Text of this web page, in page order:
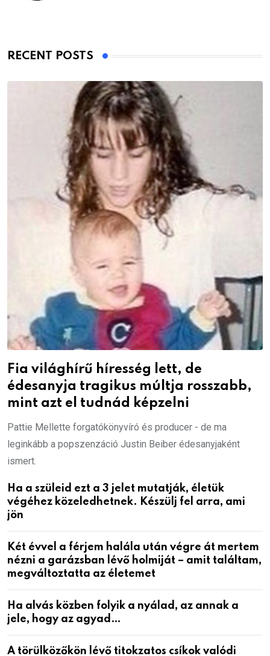
RECENT POSTS
Fia világhírű híresség lett, de
édesanyja tragikus múltja rosszabb,
mint azt el tudnád képzelni
Pattie Mellette forgatókönyvíró és producer - de ma
leginkább a popszenzáció Justin Beiber édesanyjaként
ismert.
Ha a szüleid ezt a 3 jelet mutatják, életük
végéhez közeledhetnek. Készülj fel arra, ami
jön
Két évvel a férjem halála után végre át mertem
nézni a garázsban lévő holmiját – amit találtam,
megváltoztatta az életemet
Ha alvás közben folyik a nyálad, az annak a
jele, hogy az agyad…
A törülközőkön lévő titokzatos csíkok valódi